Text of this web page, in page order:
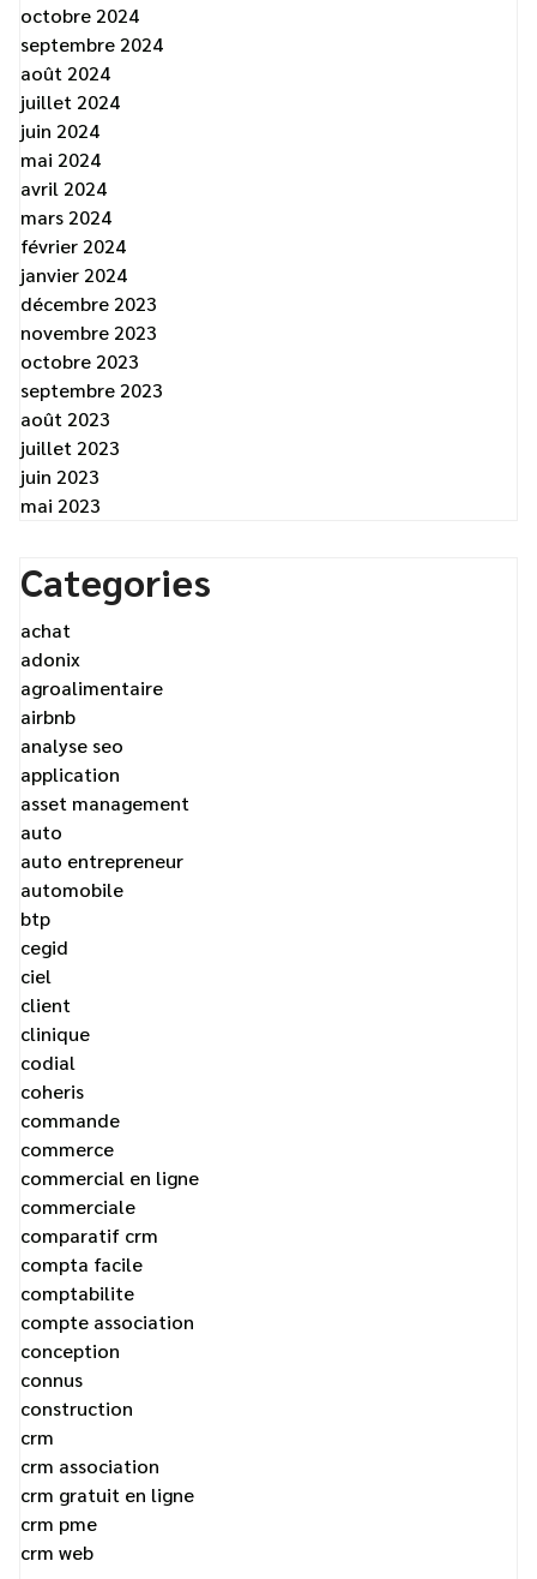
octobre 2024
septembre 2024
août 2024
juillet 2024
juin 2024
mai 2024
avril 2024
mars 2024
février 2024
janvier 2024
décembre 2023
novembre 2023
octobre 2023
septembre 2023
août 2023
juillet 2023
juin 2023
mai 2023
Categories
achat
adonix
agroalimentaire
airbnb
analyse seo
application
asset management
auto
auto entrepreneur
automobile
btp
cegid
ciel
client
clinique
codial
coheris
commande
commerce
commercial en ligne
commerciale
comparatif crm
compta facile
comptabilite
compte association
conception
connus
construction
crm
crm association
crm gratuit en ligne
crm pme
crm web